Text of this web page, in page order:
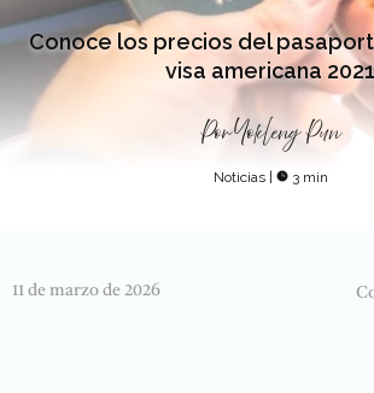
Conoce los precios del
visa americana 2021
PorYokleng Pun
Noticias 3 min
11 de marzo de 2026